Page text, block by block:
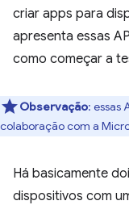
criar apps para
apresenta essas
como começar a
Observação: essas
colaboração com a
Há basicamente
dispositivos com